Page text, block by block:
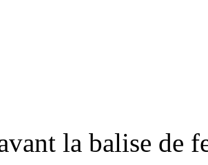
la balise de